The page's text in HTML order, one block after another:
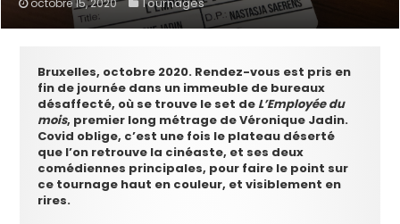
Bruxelles, octobre 2020. Rendez-vous est pris en
fin de journée dans un immeuble de bureaux
désaffecté, où se trouve le set de L’Employée du
mois, premier long métrage de Véronique Jadin.
Covid oblige, c’est une fois le plateau déserté
que l’on retrouve la cinéaste, et ses deux
comédiennes principales, pour faire le point sur
ce tournage haut en couleur, et visiblement en
rires.